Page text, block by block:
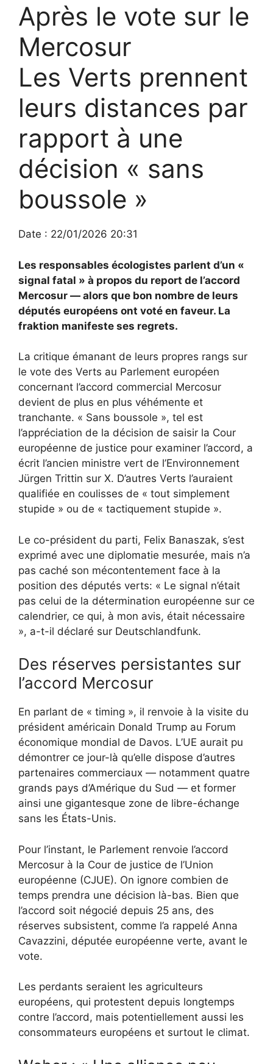
Après le vote sur le
Mercosur
Les Verts prennent
leurs distances par
rapport à une
décision « sans
boussole »
Date : 22/01/2026 20:31
Les responsables écologistes parlent d’un «
signal fatal » à propos du report de l’accord
Mercosur — alors que bon nombre de leurs
députés européens ont voté en faveur. La
fraktion manifeste ses regrets.
La critique émanant de leurs propres rangs sur
le vote des Verts au Parlement européen
concernant l’accord commercial Mercosur
devient de plus en plus véhémente et
tranchante. « Sans boussole », tel est
l’appréciation de la décision de saisir la Cour
européenne de justice pour examiner l’accord, a
écrit l’ancien ministre vert de l’Environnement
Jürgen Trittin sur X. D’autres Verts l’auraient
qualifiée en coulisses de « tout simplement
stupide » ou de « tactiquement stupide ».
Le co-président du parti, Felix Banaszak, s’est
exprimé avec une diplomatie mesurée, mais n’a
pas caché son mécontentement face à la
position des députés verts: « Le signal n’était
pas celui de la détermination européenne sur ce
calendrier, ce qui, à mon avis, était nécessaire
», a-t-il déclaré sur Deutschlandfunk.
Des réserves persistantes sur
l’accord Mercosur
En parlant de « timing », il renvoie à la visite du
président américain Donald Trump au Forum
économique mondial de Davos. L’UE aurait pu
démontrer ce jour-là qu’elle dispose d’autres
partenaires commerciaux — notamment quatre
grands pays d’Amérique du Sud — et former
ainsi une gigantesque zone de libre-échange
sans les États-Unis.
Pour l’instant, le Parlement renvoie l’accord
Mercosur à la Cour de justice de l’Union
européenne (CJUE). On ignore combien de
temps prendra une décision là-bas. Bien que
l’accord soit négocié depuis 25 ans, des
réserves subsistent, comme l’a rappelé Anna
Cavazzini, députée européenne verte, avant le
vote.
Les perdants seraient les agriculteurs
européens, qui protestent depuis longtemps
contre l’accord, mais potentiellement aussi les
consommateurs européens et surtout le climat.